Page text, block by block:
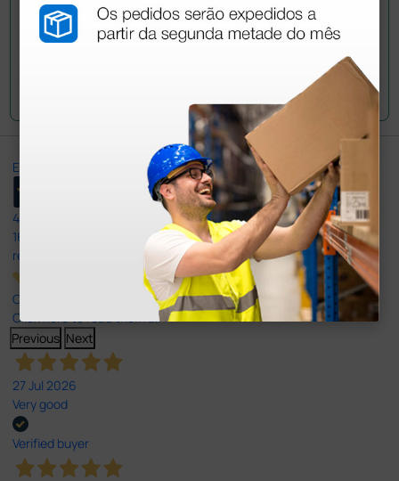
Excellent
4,8
165
reviews
Our 4 and 5 star reviews.
Click here to read them all >
Previous Next
27 Jul 2026
Very good
Verified buyer